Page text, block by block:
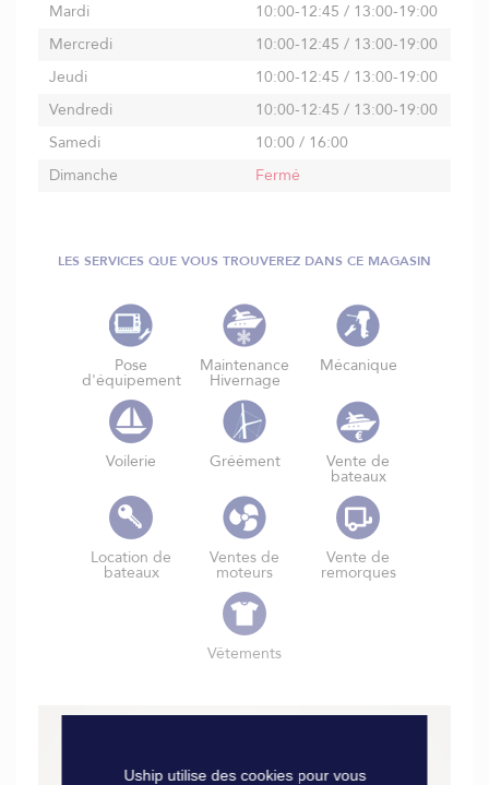
Mardi
10:00-12:45 / 13:00-19:00
Mercredi
10:00-12:45 / 13:00-19:00
Jeudi
10:00-12:45 / 13:00-19:00
Vendredi
10:00-12:45 / 13:00-19:00
Samedi
10:00 / 16:00
Dimanche
Fermé
LES SERVICES QUE VOUS TROUVEREZ DANS CE MAGASIN
Pose
d'équipement
Maintenance
Hivernage
Mécanique
Voilerie Gréément Vente de
bateaux
Location de
bateaux
Ventes de
moteurs
Vente de
remorques
Vêtements
Uship utilise des cookies pour vous